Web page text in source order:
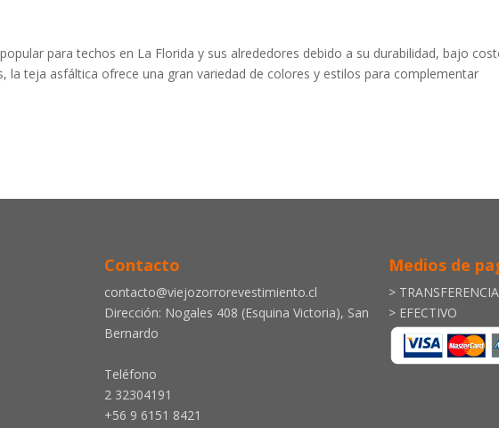
para techos en La Florida y sus alrededores debido a su durabilidad, bajo
la teja asfáltica ofrece una gran variedad de colores y estilos para complementar
Contacto
contacto@viejozorrorevestimiento.cl
Dirección: Nogales 408 (Esquina Victoria), San
Bernardo
Teléfono
2 32304191
+56 9 6151 8421
Medios de
>
> EFECTIVO